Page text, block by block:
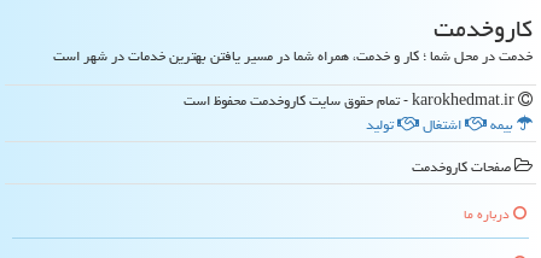
كاروخدمت
خدمت در محل شما ؛ کار و خدمت، همراه شما در مسیر یافتن بهترین خدمات در شهر است
بیمه
اشتغال
تولید
صفحات كاروخدمت
درباره ما